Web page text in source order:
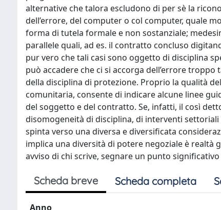
alternative che talora escludono di per sè la
dell’errore, del computer o col computer, quale
forma di tutela formale e non sostanziale;
parallele quali, ad es. il contratto concluso
pur vero che tali casi sono oggetto di disciplina
può accadere che ci si accorga dell’errore
della disciplina di protezione. Proprio la qualità
comunitaria, consente di indicare alcune linee
del soggetto e del contratto. Se, infatti, il così
disomogeneità di disciplina, di interventi
spinta verso una diversa e diversificata
implica una diversità di potere negoziale è realtà
avviso di chi scrive, segnare un punto
Scheda breve Scheda completa
Anno